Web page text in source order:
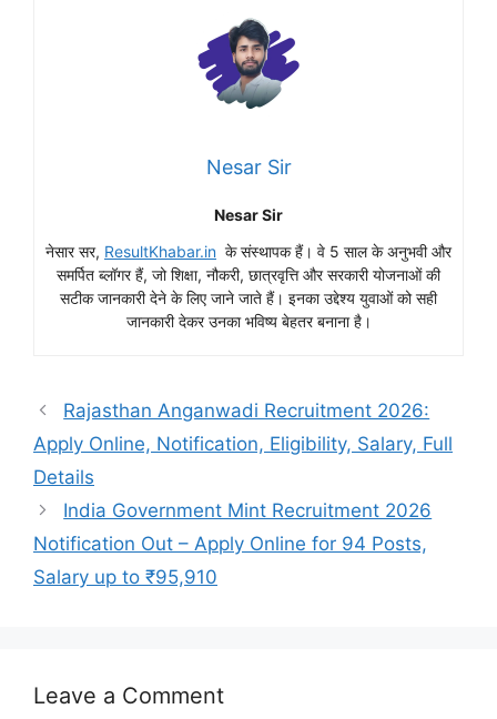
Nesar Sir
Nesar Sir
नेसार सर, ResultKhabar.in के संस्थापक हैं। वे 5 साल के अनुभवी और
समर्पित ब्लॉगर हैं, जो शिक्षा, नौकरी, छात्रवृत्ति और सरकारी योजनाओं की
सटीक जानकारी देने के लिए जाने जाते हैं। इनका उद्देश्य युवाओं को सही
जानकारी देकर उनका भविष्य बेहतर बनाना है।
Rajasthan Anganwadi Recruitment 2026:
Apply Online, Notification, Eligibility, Salary, Full
Details
India Government Mint Recruitment 2026
Notification Out – Apply Online for 94 Posts,
Salary up to ₹95,910
Leave a Comment